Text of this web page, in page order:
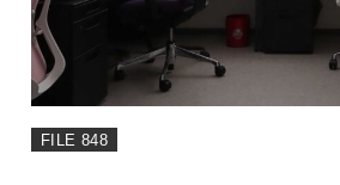
FILE 848